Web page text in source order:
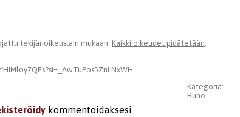
tekijänoikeuslain mukaan. Kaikki oikeudet pidätetään.
Kategoria:
Runo
kommentoidaksesi